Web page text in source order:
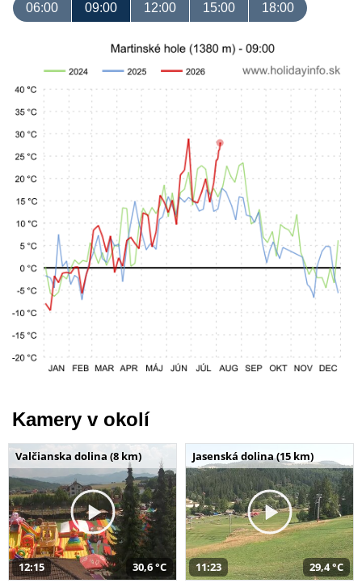
06:00 09:00 12:00 15:00 18:00
Kamery v okolí
Valčianska dolina (8 km)
12:15 30,6 °C
Jasenská dolina (15 km)
11:23 29,4 °C